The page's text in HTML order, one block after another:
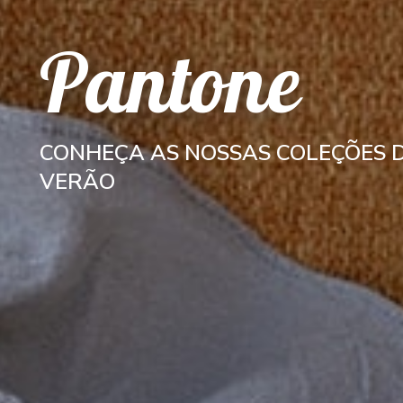
Pantone
CONHEÇA AS NOSSAS COLEÇÕES
VERÃO